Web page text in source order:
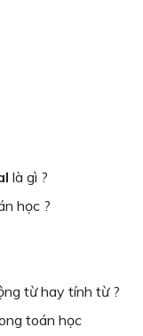
là gì ?
học ?
từ hay tính từ ?
toán học